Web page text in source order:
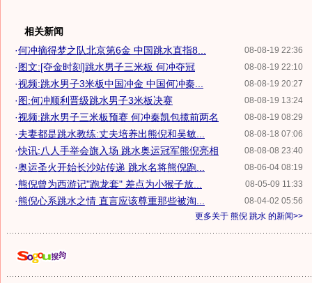
相关新闻
08-08-19 22:36
·何冲摘得梦之队北京第6金 中国跳水直指8...
08-08-19 22:10
·图文:[夺金时刻]跳水男子三米板 何冲夺冠
08-08-19 20:27
·视频:跳水男子3米板中国冲金 中国何冲秦...
08-08-19 13:24
·图:何冲顺利晋级跳水男子3米板决赛
08-08-19 08:29
·视频:跳水男子三米板预赛 何冲秦凯包揽前两名
08-08-18 07:06
·夫妻都是跳水教练:丈夫培养出熊倪和吴敏...
08-08-08 23:40
·快讯:八人手举会旗入场 跳水奥运冠军熊倪亮相
08-06-04 08:19
·奥运圣火开始长沙站传递 跳水名将熊倪跑...
08-05-09 11:33
·熊倪曾为西游记"跑龙套" 差点为小猴子放...
08-04-02 05:56
·熊倪心系跳水之情 直言应该尊重那些被淘...
更多关于 熊倪 跳水 的新闻>>